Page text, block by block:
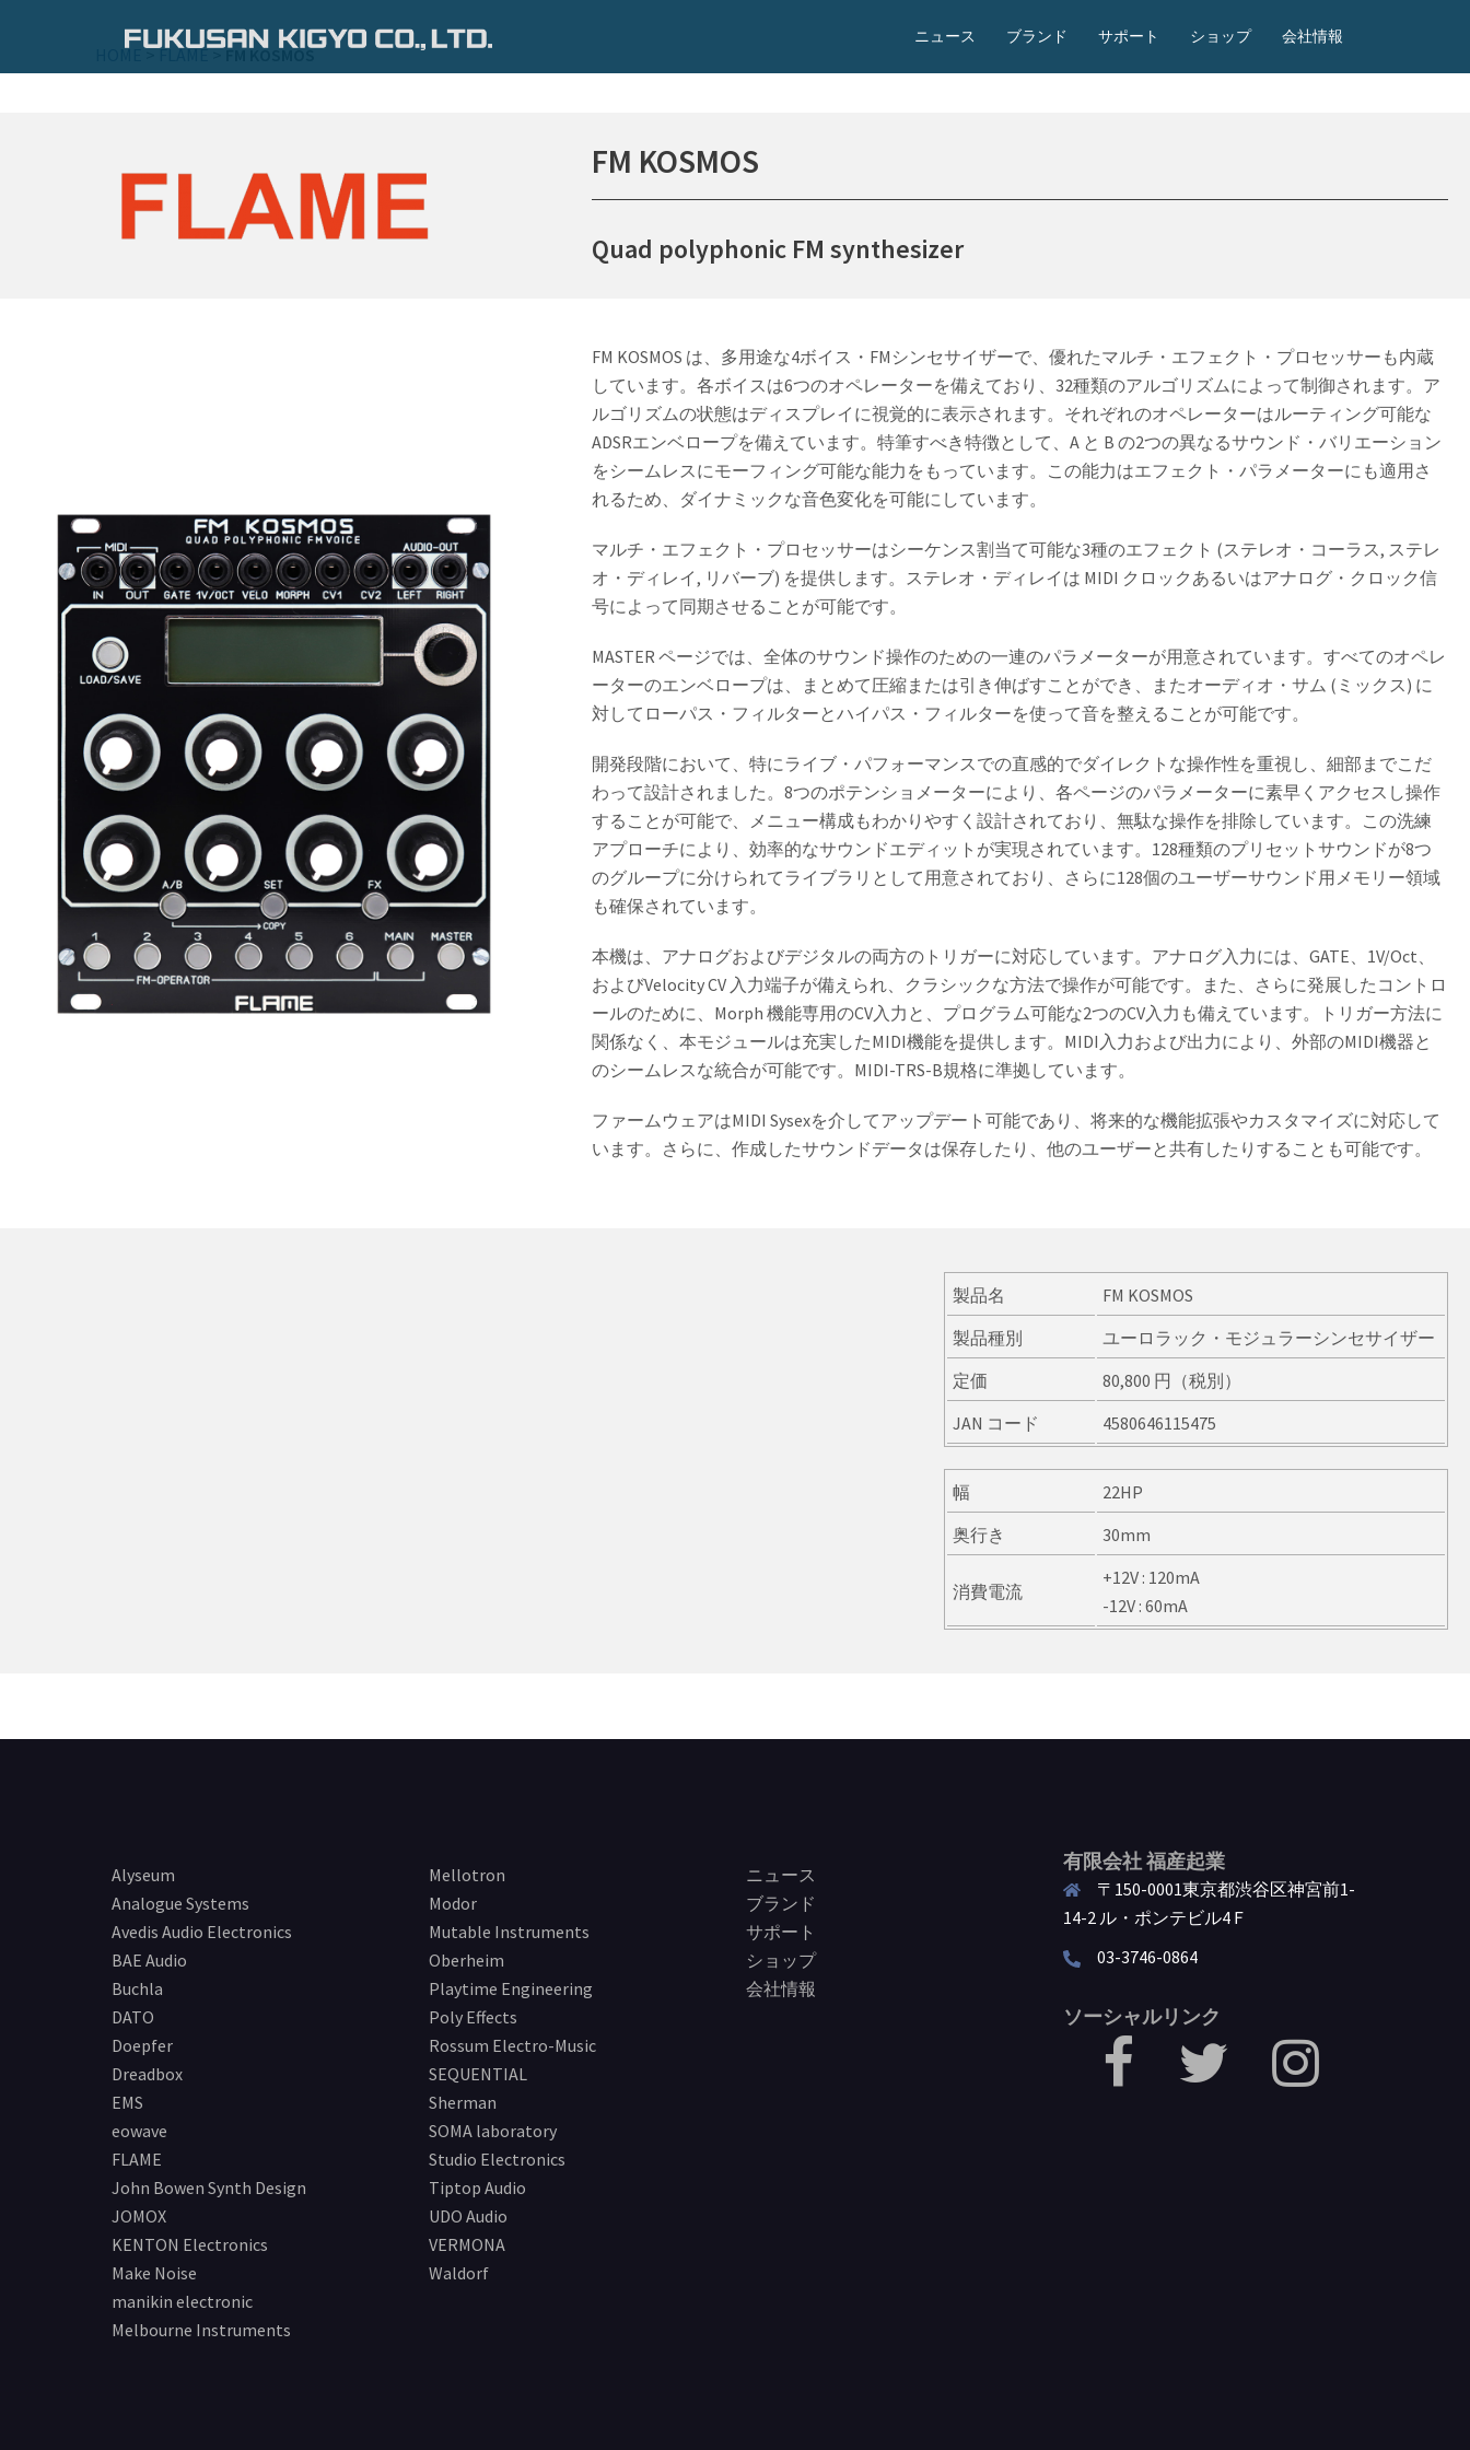
テ
ニュース ブランド サポート ショップ 会社情報
HOME >FLAME>FM KOSMOS
FM KOSMOS
Quad polyphonic FM synthesizer
FM KOSMOS は、多用途な4ボイス・FMシンセサイザーで、優れたマルチ・エフェクト・プロセッサーも内蔵
しています。各ボイスは6つのオペレーターを備えており、32種類のアルゴリズムによって制御されます。ア
ルゴリズムの状態はディスプレイに視覚的に表示されます。それぞれのオペレーターはルーティング可能な
ADSRエンベロープを備えています。特筆すべき特徴として、A と B の2つの異なるサウンド・バリエーション
をシームレスにモーフィング可能な能力をもっています。この能力はエフェクト・パラメーターにも適用さ
れるため、ダイナミックな音色変化を可能にしています。
マルチ・エフェクト・プロセッサーはシーケンス割当て可能な3種のエフェクト (ステレオ・コーラス, ステレ
オ・ディレイ, リバーブ) を提供します。ステレオ・ディレイは MIDI クロックあるいはアナログ・クロック信
号によって同期させることが可能です。
MASTER ページでは、全体のサウンド操作のための一連のパラメーターが用意されています。すべてのオペレ
ーターのエンベロープは、まとめて圧縮または引き伸ばすことができ、またオーディオ・サム (ミックス) に
対してローパス・フィルターとハイパス・フィルターを使って音を整えることが可能です。
開発段階において、特にライブ・パフォーマンスでの直感的でダイレクトな操作性を重視し、細部までこだ
わって設計されました。8つのポテンショメーターにより、各ページのパラメーターに素早くアクセスし操作
することが可能で、メニュー構成もわかりやすく設計されており、無駄な操作を排除しています。この洗練
アプローチにより、効率的なサウンドエディットが実現されています。128種類のプリセットサウンドが8つ
のグループに分けられてライブラリとして用意されており、さらに128個のユーザーサウンド用メモリー領域
も確保されています。
本機は、アナログおよびデジタルの両方のトリガーに対応しています。アナログ入力には、GATE、1V/Oct、
およびVelocity CV 入力端子が備えられ、クラシックな方法で操作が可能です。また、さらに発展したコントロ
ールのために、Morph 機能専用のCV入力と、プログラム可能な2つのCV入力も備えています。トリガー方法に
関係なく、本モジュールは充実したMIDI機能を提供します。MIDI入力および出力により、外部のMIDI機器と
のシームレスな統合が可能です。MIDI-TRS-B規格に準拠しています。
ファームウェアはMIDI Sysexを介してアップデート可能であり、将来的な機能拡張やカスタマイズに対応して
います。さらに、作成したサウンドデータは保存したり、他のユーザーと共有したりすることも可能です。
製品名
FM KOSMOS
製品種別
ユーロラック・モジュラーシンセサイザー
定価
80,800 円（税別）
JAN コード
4580646115475
幅
22HP
奥行き
30mm
消費電流
+12V : 120mA
-12V : 60mA
Alyseum
Analogue Systems
Avedis Audio Electronics
BAE Audio
Buchla
DATO
Doepfer
Dreadbox
EMS
eowave
FLAME
John Bowen Synth Design
JOMOX
KENTON Electronics
Make Noise
manikin electronic
Melbourne Instruments
Mellotron
Modor
Mutable Instruments
Oberheim
Playtime Engineering
Poly Effects
Rossum Electro-Music
SEQUENTIAL
Sherman
SOMA laboratory
Studio Electronics
Tiptop Audio
UDO Audio
VERMONA
Waldorf
ニュース
ブランド
サポート
ショップ
会社情報
有限会社 福産起業
〒150-0001東京都渋谷区神宮前1-
14-2 ル・ポンテビル4Ｆ
03-3746-0864
ソーシャルリンク
facebook Twitter